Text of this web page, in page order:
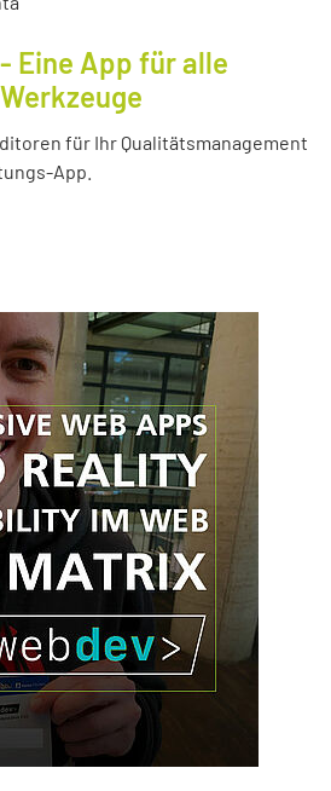
Eine App für alle
für Ihr Qualitätsmanagement
App.